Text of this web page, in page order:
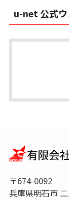
u-net 公式
〒674-0092
兵庫県明石市